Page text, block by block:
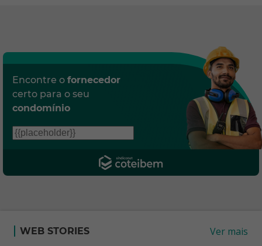
Encontre o fornecedor
certo para o seu
condomínio
WEB STORIES Ver mais